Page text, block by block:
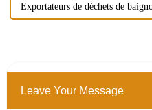
Exportateurs de déchets de
Leave Your Message